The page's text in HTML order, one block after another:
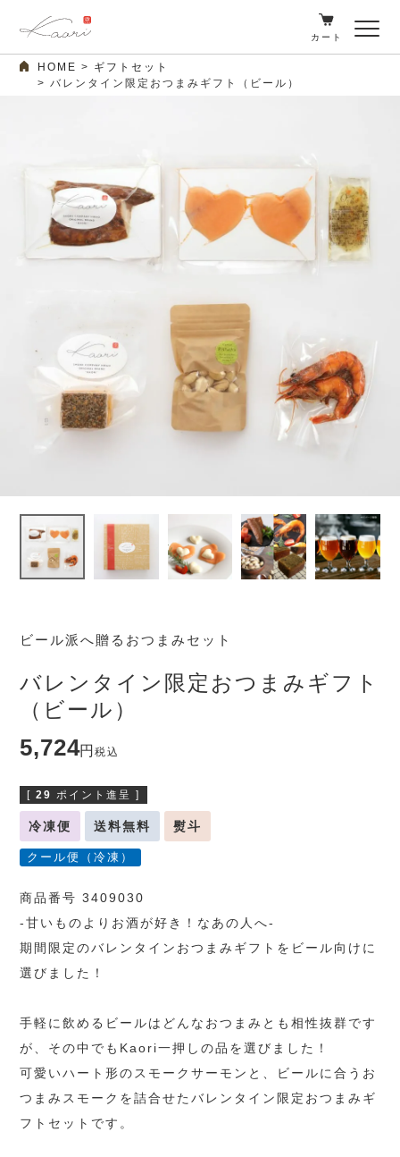
カート
HOME
ギフトセット
バレンタイン限定おつまみギフト（ビール）
ビール派へ贈るおつまみセット
バレンタイン限定おつまみギフト
（ビール）
5,724 税込
[ 29 ポイント進呈 ]
冷凍便 送料無料 熨斗
クール便（冷凍）
商品番号 3409030
-甘いものよりお酒が好き！なあの人へ-
期間限定のバレンタインおつまみギフトをビール向けに
選びました！
手軽に飲めるビールはどんなおつまみとも相性抜群です
が、その中でもKaori一押しの品を選びました！
可愛いハート形のスモークサーモンと、ビールに合うお
つまみスモークを詰合せたバレンタイン限定おつまみギ
フトセットです。